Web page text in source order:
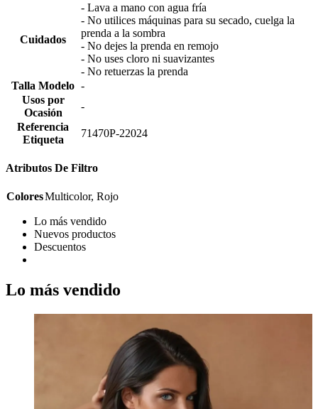
Cuidados
- Lava a mano con agua fría
- No utilices máquinas para su secado, cuelga la
prenda a la sombra
- No dejes la prenda en remojo
- No uses cloro ni suavizantes
- No retuerzas la prenda
Talla Modelo -
Usos por
Ocasión
-
Referencia
Etiqueta
71470P-22024
Atributos De Filtro
ColoresMulticolor, Rojo
Lo más vendido
Nuevos productos
Descuentos
Lo más vendido